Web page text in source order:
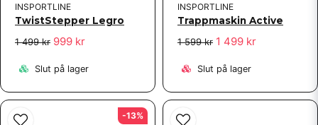
INSPORTLINE
TwistStepper Legro
1 499 kr 999 kr
Slut på lager
INSPORTLINE
Trappmaskin Active
1 599 kr 1 499 kr
Slut på lager
-13%